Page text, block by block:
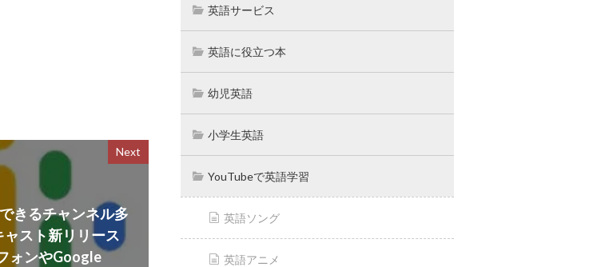
Next
きるチャンネル多
スト新リリース
ォンやGoogle
英語サービス
英語に役立つ本
幼児英語
小学生英語
YouTubeで英語学習
英語ソング
英語アニメ